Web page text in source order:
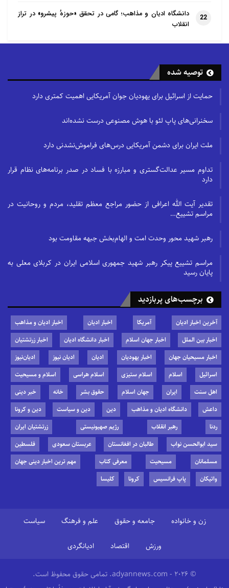
22
دانشگاه ادیان و مذاهب؛ گامی در تحقق «حوزهٔ پیشرو» در تراز
انقلاب
توصیه شده
حمایت از اسرائیل برای یهودیان جوان آمریکایی اهمیت کمتری دارد
سخنرانی‌های پاپ لئو با هوش مصنوعی درست نشده‌اند
ملت ایران برای دشمن آمریکایی درس‌های فراموش‌نشدنی دارد
تداوم مسیر عدالت‌گستری و مبارزه با فساد در صدر برنامه‌های نظام قرار
دارد
تقدیر آیت الله اعرافی از حضور مراجع معظم تقلید، مردم و روحانیت در
مراسم تشییع…
رهبر شهید محور وحدت امت و الهام‌بخش جبهه مقاومت بود
مراسم تشییع پیکر رهبر شهید جمهوری اسلامی ایران در کربلای معلی به
پایان رسید
برچسب‌های پربازدید
آخرین اخبار ادیان آمریکا اخبار ادیان
اخبار ادیان و مذاهب
اخبار بین الملل
اخبار جهان اسلام اخبار دانشگاه ادیان
اخبار زرتشتیان
اخبار مسیحیان جهان
اخبار یهودیان ادیان ادیان نیوز
ادیان‌نیوز
اسرائیل
اسلام اسلام ستیزی اسلام هراسی
اسلام و مسیحیت
اهل سنت
ایران جهان اسلام حقوق بشر خانه
خبر دینی
داعش
دانشگاه ادیان و مذاهب دین دین و سیاست
دین و کرونا
ردنا
رهبر انقلاب رژیم صهیونیستی
زرتشتیان ایران
سید ابوالحسن نواب
طالبان در افغانستان عربستان سعودی
فلسطین
مسلمانان
مسیحیت معرفی کتاب
مهم ترین اخبار دینی جهان
واتیکان
پاپ فرانسیس کرونا کلیسا
زن و خانواده جامعه و حقوق علم و فرهنگ سیاست
ورزش اقتصاد ادیانگردی
© 2026 - adyannews.com. تمامی حقوق محفوظ است.